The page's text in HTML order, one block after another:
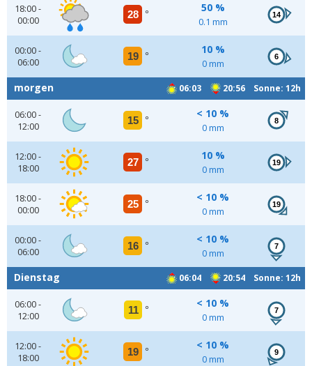
18:00 -
00:00
28 °
50 %
0.1 mm
14
00:00 -
06:00
19 °
10 %
0 mm
6
06:03 20:56 Sonne: 12h
morgen
06:00 -
12:00
15 °
< 10 %
0 mm
8
12:00 -
18:00
27 °
10 %
0 mm
19
18:00 -
00:00
25 °
< 10 %
0 mm
19
00:00 -
06:00
16 °
< 10 %
0 mm
7
06:04 20:54 Sonne: 12h
Dienstag
06:00 -
12:00
11 °
< 10 %
0 mm
7
12:00 -
18:00
19 °
< 10 %
0 mm
9